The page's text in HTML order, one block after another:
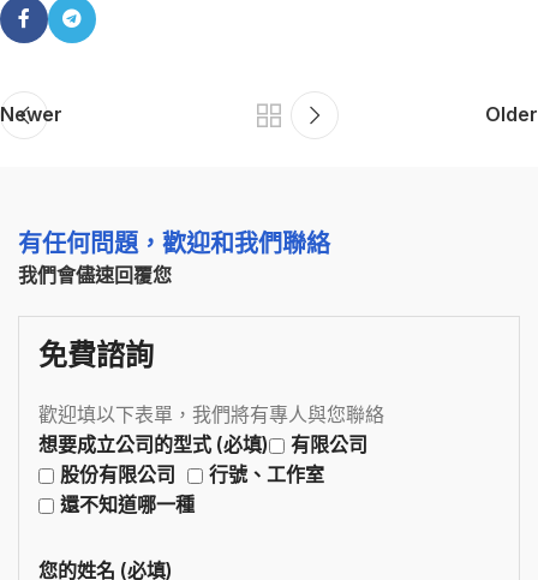
Newer Older
有任何問題，歡迎和我們聯絡
我們會儘速回覆您
免費諮詢
歡迎填以下表單，我們將有專人與您聯絡
想要成立公司的型式 (必填)
有限公司
股份有限公司
行號、工作室
還不知道哪一種
您的姓名 (必填)